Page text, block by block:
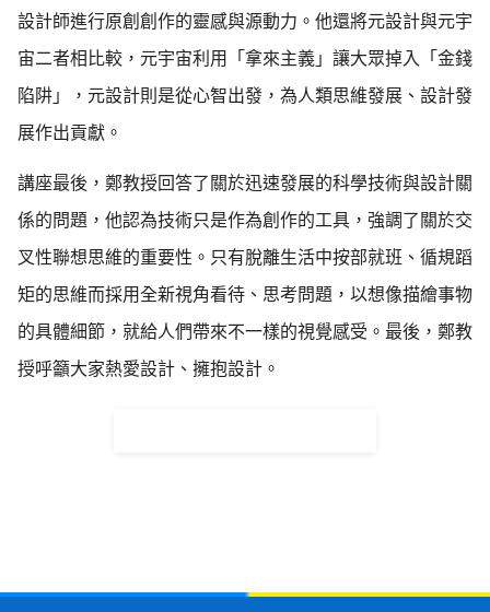
設計師進行原創創作的靈感與源動力。他還將元設計與元宇
宙二者相比較，元宇宙利用「拿來主義」讓大眾掉入「金錢
陷阱」，元設計則是從心智出發，為人類思維發展、設計發
展作出貢獻。
講座最後，鄭教授回答了關於迅速發展的科學技術與設計關
係的問題，他認為技術只是作為創作的工具，強調了關於交
叉性聯想思維的重要性。只有脫離生活中按部就班、循規蹈
矩的思維而採用全新視角看待、思考問題，以想像描繪事物
的具體細節，就給人們帶來不一樣的視覺感受。最後，鄭教
授呼籲大家熱愛設計、擁抱設計。